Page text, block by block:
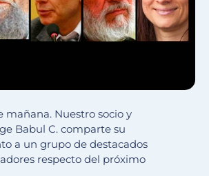
mañana. Nuestro socio y
Babul C. comparte su
a un grupo de destacados
respecto del próximo